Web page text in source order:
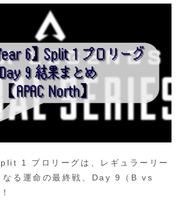
1 プロリーグは、レギュラーリー
なる運命の最終戦、Day 9（B vs